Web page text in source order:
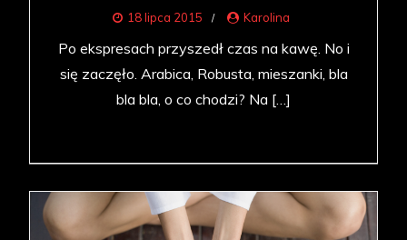
18 lipca 2015 Karolina
Po ekspresach przyszedł czas na kawę. No i
się zaczęło. Arabica, Robusta, mieszanki, bla
bla bla, o co chodzi? Na […]